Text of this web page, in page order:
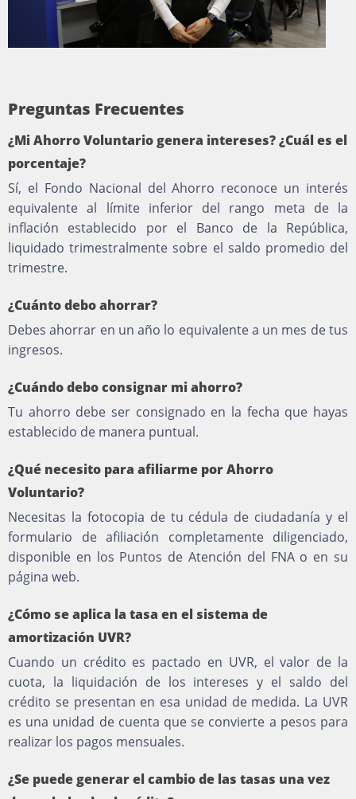
Preguntas Frecuentes
¿Mi Ahorro Voluntario genera intereses? ¿Cuál es el
porcentaje?
Sí, el Fondo Nacional del Ahorro reconoce un interés
equivalente al límite inferior del rango meta de la
inflación establecido por el Banco de la República,
liquidado trimestralmente sobre el saldo promedio del
trimestre.
¿Cuánto debo ahorrar?
Debes ahorrar en un año lo equivalente a un mes de tus
ingresos.
¿Cuándo debo consignar mi ahorro?
Tu ahorro debe ser consignado en la fecha que hayas
establecido de manera puntual.
¿Qué necesito para afiliarme por Ahorro
Voluntario?
Necesitas la fotocopia de tu cédula de ciudadanía y el
formulario de afiliación completamente diligenciado,
disponible en los Puntos de Atención del FNA o en su
página web.
¿Cómo se aplica la tasa en el sistema de
amortización UVR?
Cuando un crédito es pactado en UVR, el valor de la
cuota, la liquidación de los intereses y el saldo del
crédito se presentan en esa unidad de medida. La UVR
es una unidad de cuenta que se convierte a pesos para
realizar los pagos mensuales.
¿Se puede generar el cambio de las tasas una vez